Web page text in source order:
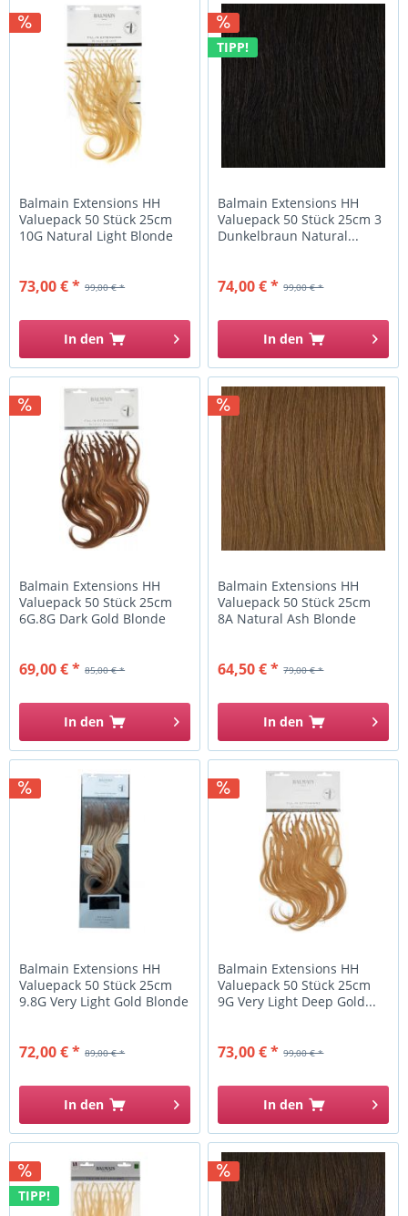
Balmain Extensions HH
Valuepack 50 Stück 25cm
10G Natural Light Blonde
99,00 € *
73,00 € *
In den
TIPP!
Balmain Extensions HH
Valuepack 50 Stück 25cm 3
Dunkelbraun Natural...
99,00 € *
74,00 € *
In den
Balmain Extensions HH
Valuepack 50 Stück 25cm
6G.8G Dark Gold Blonde
85,00 € *
69,00 € *
In den
Balmain Extensions HH
Valuepack 50 Stück 25cm
8A Natural Ash Blonde
79,00 € *
64,50 € *
In den
Balmain Extensions HH
Valuepack 50 Stück 25cm
9.8G Very Light Gold Blonde
89,00 € *
72,00 € *
In den
Balmain Extensions HH
Valuepack 50 Stück 25cm
9G Very Light Deep Gold...
99,00 € *
73,00 € *
In den
TIPP!